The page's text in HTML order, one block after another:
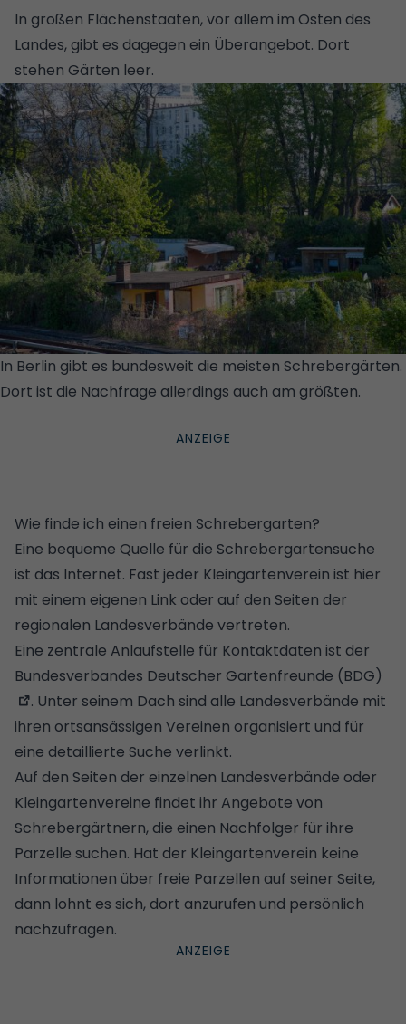
In großen Flächenstaaten, vor allem im Osten des
Landes, gibt es dagegen ein Überangebot. Dort
stehen Gärten leer.
In Berlin gibt es bundesweit die meisten Schrebergärten.
Dort ist die Nachfrage allerdings auch am größten.
Wie finde ich einen freien Schrebergarten?
Eine bequeme Quelle für die Schrebergartensuche
ist das Internet. Fast jeder Kleingartenverein ist hier
mit einem eigenen Link oder auf den Seiten der
regionalen Landesverbände vertreten.
Eine zentrale Anlaufstelle für Kontaktdaten ist der
Bundesverbandes Deutscher Gartenfreunde (BDG)
. Unter seinem Dach sind alle Landesverbände mit
ihren ortsansässigen Vereinen organisiert und für
eine detaillierte Suche verlinkt.
Auf den Seiten der einzelnen Landesverbände oder
Kleingartenvereine findet ihr Angebote von
Schrebergärtnern, die einen Nachfolger für ihre
Parzelle suchen. Hat der Kleingartenverein keine
Informationen über freie Parzellen auf seiner Seite,
dann lohnt es sich, dort anzurufen und persönlich
nachzufragen.